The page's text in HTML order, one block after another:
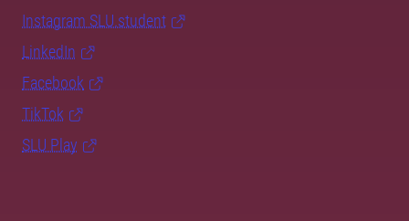
Instagram SLU.student
LinkedIn
Facebook
TikTok
SLU Play